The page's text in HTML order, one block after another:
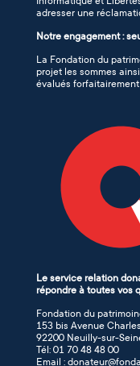
adresser une
Notre engagement :
La Fondation du
projet les sommes
évalués forfaitairement
Le service relation
répondre à toutes vos
Fondation du
153 bis Avenue
92200 Neuilly-sur-
Tél: 01 70 48 48 00
Email :